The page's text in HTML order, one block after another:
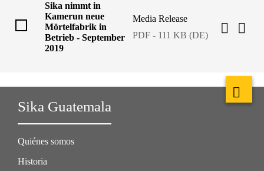
Sika nimmt in
Kamerun neue
Mörtelfabrik in
Betrieb - September
2019
Media Release
PDF - 111 KB (DE)
Sika Guatemala
Quiénes somos
Historia